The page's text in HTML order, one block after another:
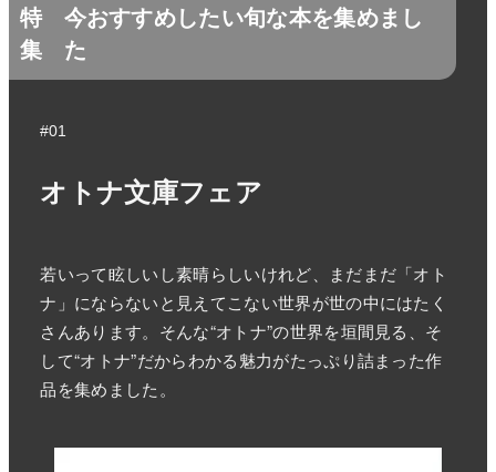
特
集
今おすすめしたい旬な本を集めまし
た
#01
オトナ文庫フェア
若いって眩しいし素晴らしいけれど、まだまだ「オト
ナ」にならないと見えてこない世界が世の中にはたく
さんあります。そんな“オトナ”の世界を垣間見る、そ
して“オトナ”だからわかる魅力がたっぷり詰まった作
品を集めました。